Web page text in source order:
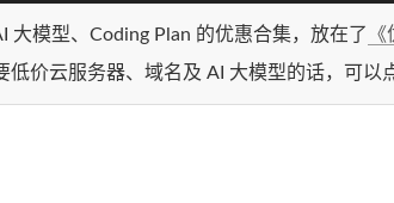
大模型、Coding Plan 的优惠合集，放在了
低价云服务器、域名及 AI 大模型的话，可以